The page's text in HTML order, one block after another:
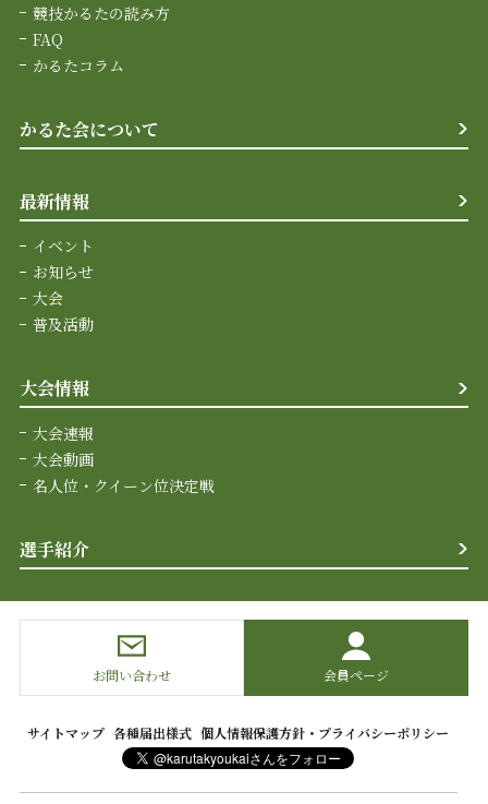
競技かるたの読み方
FAQ
かるたコラム
かるた会について
最新情報
イベント
お知らせ
大会
普及活動
大会情報
大会速報
大会動画
名人位・クイーン位決定戦
選手紹介
お問い合わせ 会員ページ
サイトマップ 各種届出様式 個人情報保護方針・プライバシーポリシー